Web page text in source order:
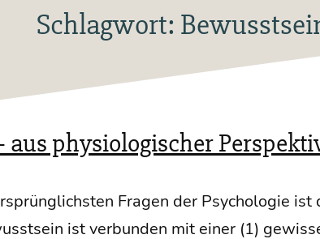
Schlagwort:
aus physiologischer
Fra­gen der Psy­cho­lo­gie ist
ist ver­bun­den mit einer (1)